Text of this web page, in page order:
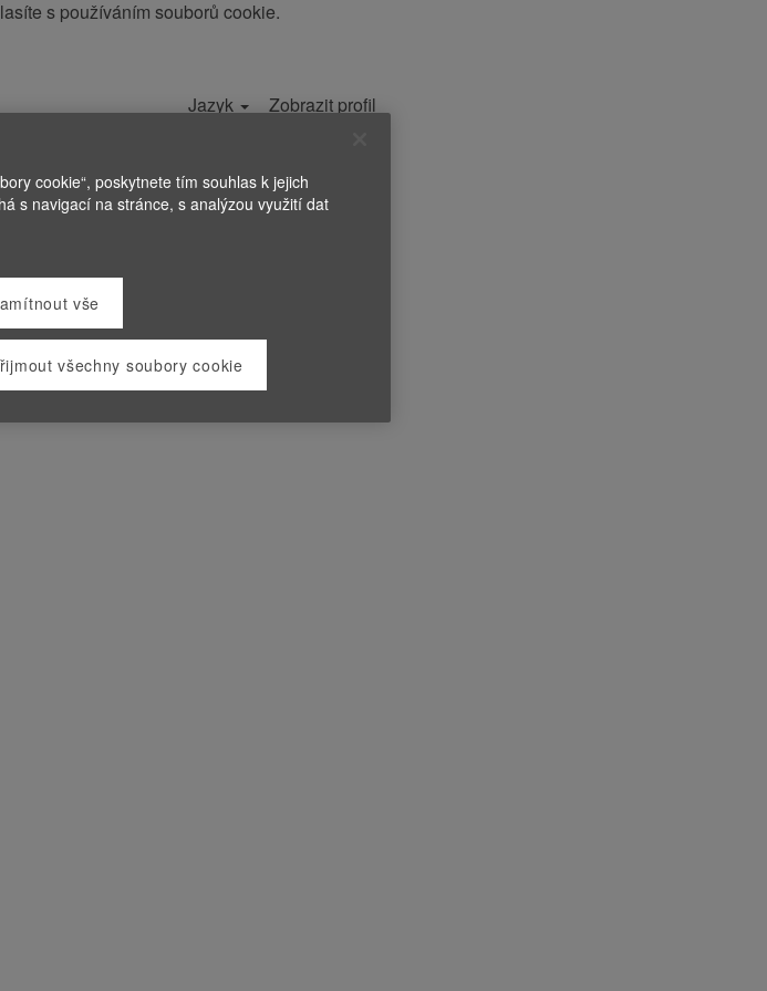
s používáním souborů cookie.
Jazyk
Zobrazit profil
cookie“, poskytnete tím souhlas k jejich
s navigací na stránce, s analýzou využití dat
vše
všechny soubory cookie